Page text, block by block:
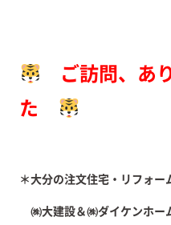
ご訪問、あ
た
＊大分の注文住宅・リフォー
㈱大建設＆㈱ダイケンホー